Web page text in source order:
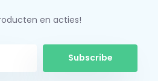
en acties!
Subscribe